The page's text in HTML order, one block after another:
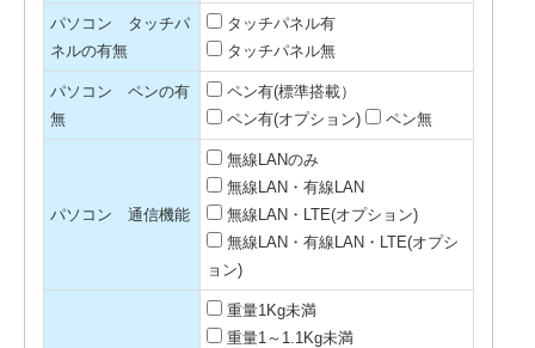
パソコン タッチパ
ネルの有無
タッチパネル有
タッチパネル無
パソコン ペンの有
無
ペン有(標準搭載）
ペン有(オプション)
ペン無
パソコン 通信機能
無線LANのみ
無線LAN・有線LAN
無線LAN・LTE(オプション)
無線LAN・有線LAN・LTE(オプシ
ョン)
重量1Kg未満
重量1～1.1Kg未満